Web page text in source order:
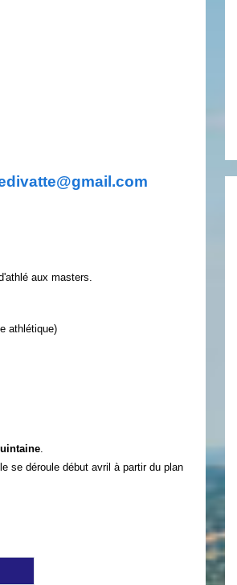
aux masters.
athlétique)
.
se déroule début avril à partir du plan